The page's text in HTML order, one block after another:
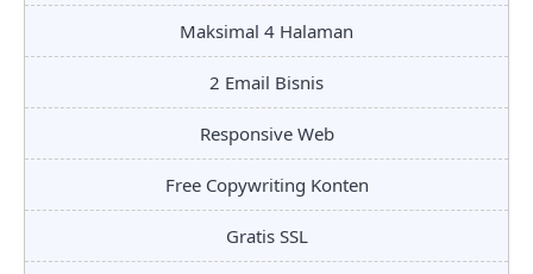
Maksimal 4 Halaman
2 Email Bisnis
Responsive Web
Free Copywriting Konten
Gratis SSL